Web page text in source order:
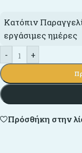
Κατόπιν
εργάσιμες ημέρες
-
+
Πρόσθήκη στην